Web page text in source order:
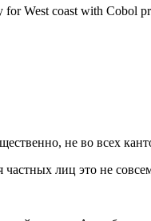
West coast with Cobol
не во всех
частных лиц это не